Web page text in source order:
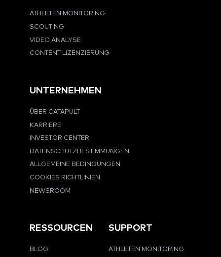
ATHLETEN MONITORING
SCOUTING
VIDEO ANALYSE
CONTENT LIZENZIERUNG
UNTERNEHMEN
ÜBER CATAPULT
KARRIERE
INVESTOR CENTER
DATENSCHUTZBESTIMMUNGEN
ALLGEMEINE BEDINGUNGEN
COOKIES RICHTLINIEN
NEWSROOM
RESSOURCEN
BLOG
SUPPORT
ATHLETEN MONITORING